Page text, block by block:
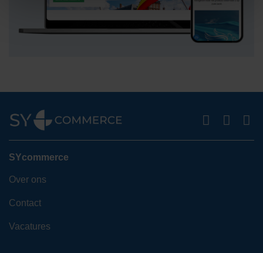
SYcommerce
Over ons
Contact
Vacatures